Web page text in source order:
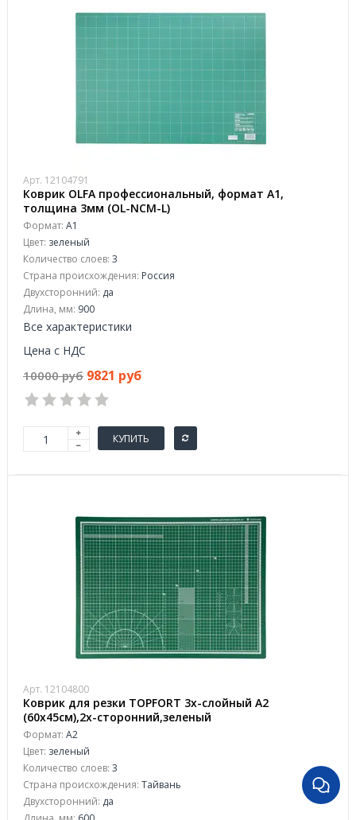
Арт. 12104791
Коврик OLFA профессиональный, формат А1,
толщина 3мм (OL-NCM-L)
Формат: А1
Цвет: зеленый
Количество слоев: 3
Страна происхождения: Россия
Двухсторонний: да
Длина, мм: 900
Все характеристики
Цена с НДС
10000 руб 9821 руб
КУПИТЬ
Арт. 12104800
Коврик для резки TOPFORT 3х-слойный А2
(60х45см),2х-сторонний,зеленый
Формат: А2
Цвет: зеленый
Количество слоев: 3
Страна происхождения: Тайвань
Двухсторонний: да